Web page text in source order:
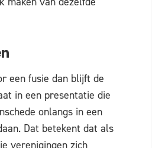
een fusie dan blijft de
in een presentatie die
onlangs in een
Dat betekent dat als